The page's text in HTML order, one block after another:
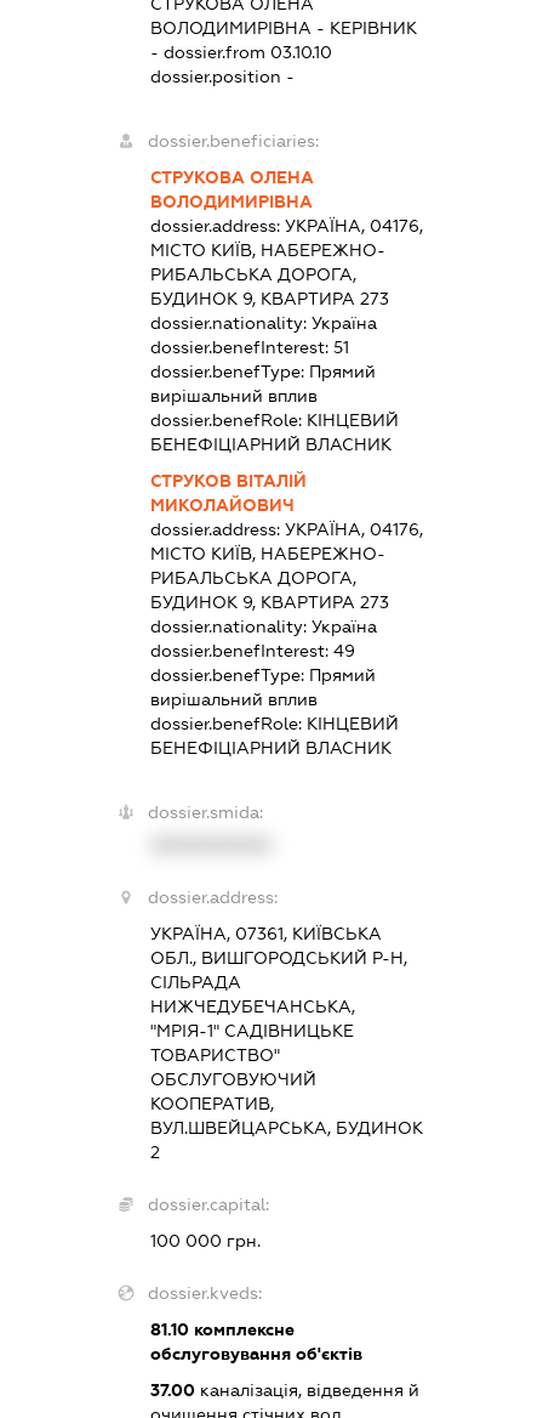
ВОЛОДИМИРІВНА - КЕРІВНИК
- dossier.from 03.10.10
dossier.position -
dossier.beneficiaries:
СТРУКОВА ОЛЕНА
ВОЛОДИМИРІВНА
dossier.address: УКРАЇНА, 04176,
МІСТО КИЇВ, НАБЕРЕЖНО-
РИБАЛЬСЬКА ДОРОГА,
БУДИНОК 9, КВАРТИРА 273
dossier.nationality: Україна
dossier.benefInterest: 51
dossier.benefType: Прямий
вирішальний вплив
dossier.benefRole: КІНЦЕВИЙ
БЕНЕФІЦІАРНИЙ ВЛАСНИК
СТРУКОВ ВІТАЛІЙ
МИКОЛАЙОВИЧ
dossier.address: УКРАЇНА, 04176,
МІСТО КИЇВ, НАБЕРЕЖНО-
РИБАЛЬСЬКА ДОРОГА,
БУДИНОК 9, КВАРТИРА 273
dossier.nationality: Україна
dossier.benefInterest: 49
dossier.benefType: Прямий
вирішальний вплив
dossier.benefRole: КІНЦЕВИЙ
БЕНЕФІЦІАРНИЙ ВЛАСНИК
dossier.smida:
dossier.address:
УКРАЇНА, 07361, КИЇВСЬКА
ОБЛ., ВИШГОРОДСЬКИЙ Р-Н,
СІЛЬРАДА
НИЖЧЕДУБЕЧАНСЬКА,
"МРІЯ-1" САДІВНИЦЬКЕ
ТОВАРИСТВО"
ОБСЛУГОВУЮЧИЙ
КООПЕРАТИВ,
ВУЛ.ШВЕЙЦАРСЬКА, БУДИНОК
2
dossier.capital:
100 000 грн.
dossier.kveds:
81.10комплексне
обслуговування об'єктів
37.00каналізація, відведення й
очищення стічних вод